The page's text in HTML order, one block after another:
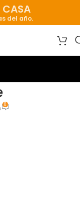
CASA
del año.
0